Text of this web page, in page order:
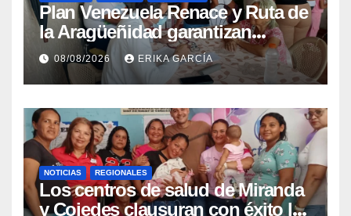
Plan Venezuela Renace y Ruta de
la Aragüeñidad garantizan
atención médica integral en
Aragua
08/08/2026 ERIKA GARCÍA
NOTICIAS REGIONALES
Los centros de salud de Miranda
y Cojedes clausuran con éxito la